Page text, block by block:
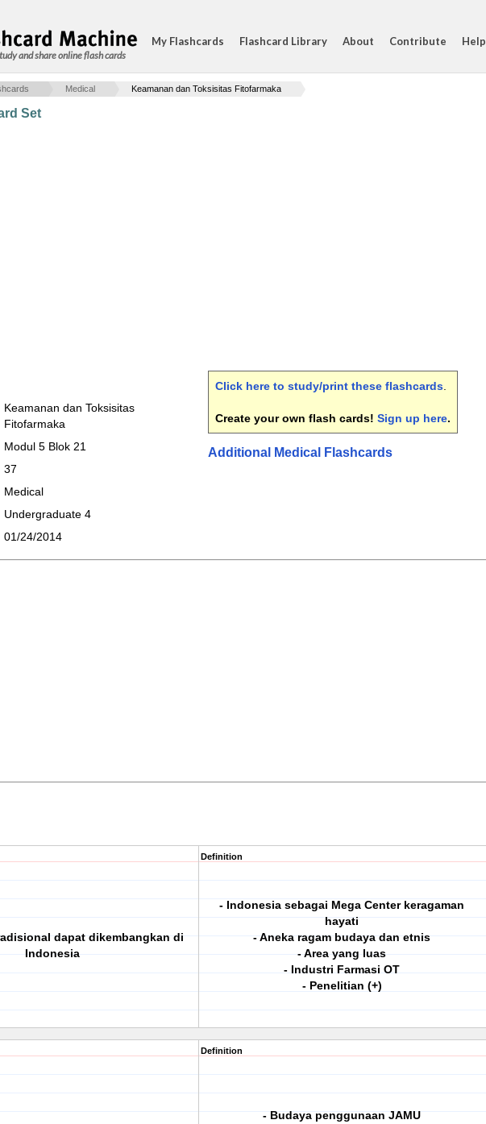
and share online flash cards
My Flashcards Flashcard Library About Contribute Help
Medical Keamanan dan Toksisitas Fitofarmaka
Set
Keamanan dan Toksisitas
Fitofarmaka
Modul 5 Blok 21
37
Medical
Undergraduate 4
01/24/2014
Click here to study/print these flashcards
Create your own flash cards! Sign up here.
Additional Medical Flashcards
dapat dikembangkan di
Indonesia
Definition
- Indonesia sebagai Mega Center keragaman
hayati
- Aneka ragam budaya dan etnis
- Area yang luas
- Industri Farmasi OT
- Penelitian (+)
Definition
- Budaya penggunaan JAMU